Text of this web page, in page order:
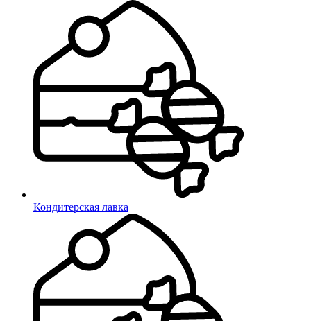
Кондитерская лавка